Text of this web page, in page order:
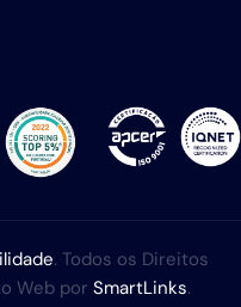
. Todos os Direitos
Web por SmartLinks.